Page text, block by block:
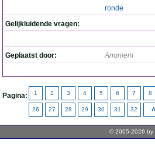
ronde
Gelijkluidende vragen:
Geplaatst door: Anoniem
Pagina: 1 2 3 4 5 6 7 8
26 27 28 29 30 31 32
© 2005-2026 by